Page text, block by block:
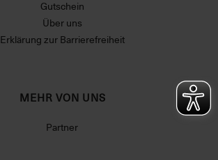
Gutschein
Über uns
Erklärung zur Barrierefreiheit
MEHR VON UNS
Partner